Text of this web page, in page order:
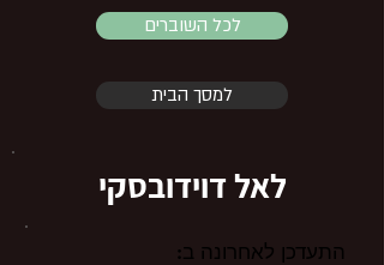
לכל השוברים
למסך הבית
לאל דוידובסקי
התעדכן לאחרונה ב: